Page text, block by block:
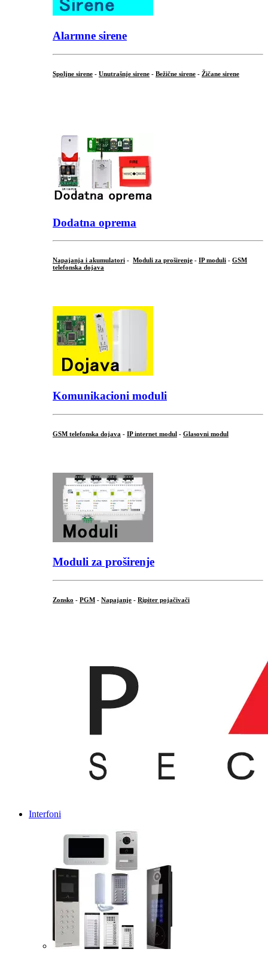
Alarmne sirene
Spoljne sirene - Unutrašnje sirene - Bežične sirene - Žičane sirene
Dodatna oprema
Napajanja i akumulatori - Moduli za proširenje - IP moduli - GSM
telefonska dojava
Komunikacioni moduli
GSM telefonska dojava - IP internet modul - Glasovni modul
Moduli za proširenje
Zonsko - PGM - Napajanje - Ripiter pojačivači
Interfoni